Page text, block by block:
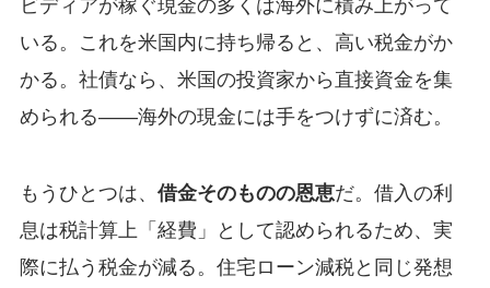
ビディアが稼ぐ現金の多くは海外に積み上がって
いる。これを米国内に持ち帰ると、高い税金がか
かる。社債なら、米国の投資家から直接資金を集
められる——海外の現金には手をつけずに済む。
もうひとつは、 借金そのものの恩恵だ。借入の利
息は税計算上「経費」として認められるため、実
際に払う税金が減る。住宅ローン減税と同じ発想